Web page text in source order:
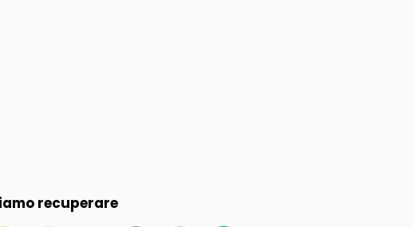
recuperare